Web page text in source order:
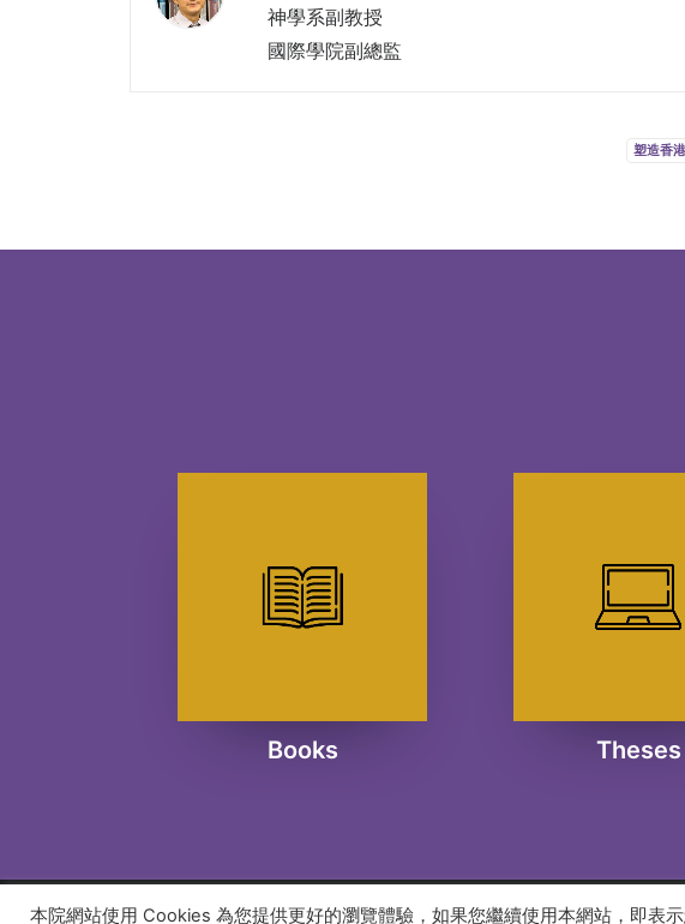
神學系副教授
國際學院副總監
塑造香
Books Theses
本院網站使用 Cookies 為您提供更好的瀏覽體驗，如果您繼續使用本網站，即表